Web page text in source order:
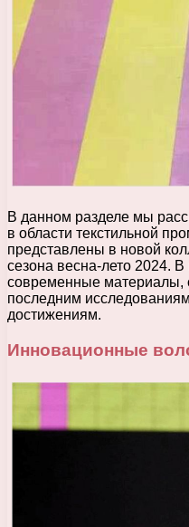
В данном разделе мы
в области текстильной
представлены в новой
сезона весна-лето 2024.
современные материалы,
последним
достижениям.
Инновационные